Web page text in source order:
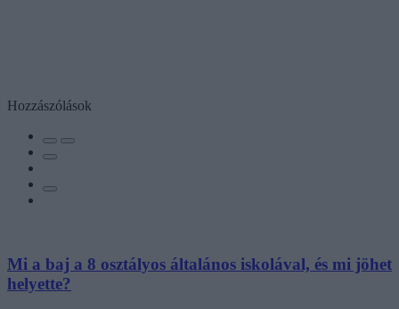
Hozzászólások
Mi a baj a 8 osztályos általános iskolával, és mi jöhet
helyette?